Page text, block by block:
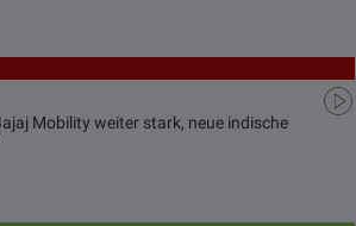
Mobility weiter stark, neue indische